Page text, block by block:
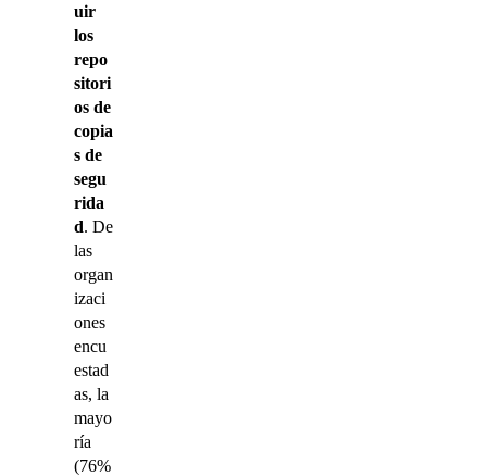
uir
los
repo
sitori
os de
copia
s de
segu
rida
d. De
las
organ
izaci
ones
encu
estad
as, la
mayo
ría
(76%